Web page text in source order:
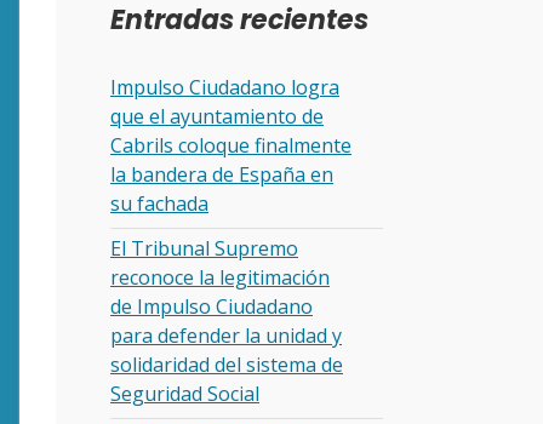
Entradas recientes
Impulso Ciudadano logra
que el ayuntamiento de
Cabrils coloque finalmente
la bandera de España en
su fachada
El Tribunal Supremo
reconoce la legitimación
de Impulso Ciudadano
para defender la unidad y
solidaridad del sistema de
Seguridad Social